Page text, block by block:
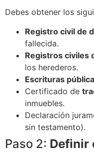
Debes obtener los
Registro civil de
fallecida.
Registros civiles
los herederos.
Escrituras
Certificado de
inmuebles.
Declaración
sin testamento).
Paso 2: Definir